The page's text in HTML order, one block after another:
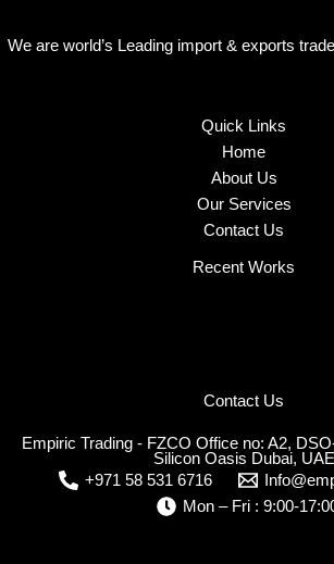
We are world’s Leading import & exports
Quick Links
Home
About Us
Our Services
Contact Us
Recent Works
Contact Us
Empiric Trading - FZCO Office no: A2,
Silicon Oasis Dubai, UAE
+971 58 531 6716
Mon – Fri : 9:00-